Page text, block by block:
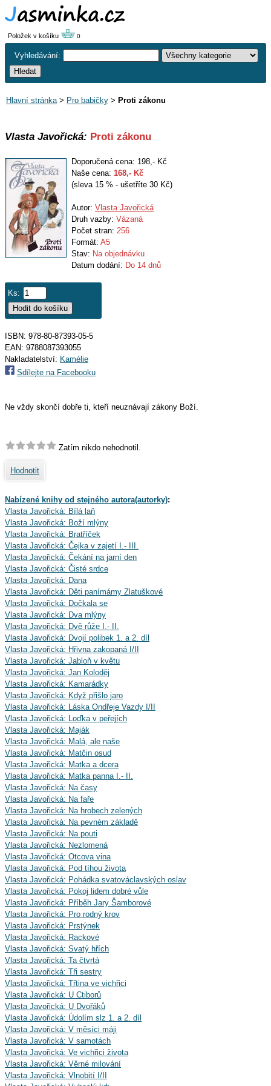
Položek v košíku 0
Vyhledávání:
Hlavní stránka> Pro babičky > Proti zákonu
Vlasta Javořická: Proti zákonu
Doporučená cena: 198,- Kč
Naše cena: 168,- Kč
(sleva 15 % - ušetříte 30 Kč)
Autor: Vlasta Javořická
Druh vazby: Vázaná
Počet stran: 256
Formát: A5
Stav: Na objednávku
Datum dodání: Do 14 dnů
Ks:
ISBN: 978-80-87393-05-5
EAN: 9788087393055
Nakladatelství: Kamélie
Sdílejte na Facebooku
Ne vždy skončí dobře ti, kteří neuznávají zákony Boží.
Zatím nikdo nehodnotil.
Hodnotit
Nabízené knihy od stejného autora(autorky):
Vlasta Javořická: Bílá laň
Vlasta Javořická: Boží mlýny
Vlasta Javořická: Bratříček
Vlasta Javořická: Čejka v zajetí I.- III.
Vlasta Javořická: Čekání na jarní den
Vlasta Javořická: Čisté srdce
Vlasta Javořická: Dana
Vlasta Javořická: Děti panímámy Zlatuškové
Vlasta Javořická: Dočkala se
Vlasta Javořická: Dva mlýny
Vlasta Javořická: Dvě růže I.- II.
Vlasta Javořická: Dvojí polibek 1. a 2. díl
Vlasta Javořická: Hřivna zakopaná I/II
Vlasta Javořická: Jabloň v květu
Vlasta Javořická: Jan Koloděj
Vlasta Javořická: Kamarádky
Vlasta Javořická: Když přišlo jaro
Vlasta Javořická: Láska Ondřeje Vazdy I/II
Vlasta Javořická: Loďka v peřejích
Vlasta Javořická: Maják
Vlasta Javořická: Malá, ale naše
Vlasta Javořická: Matčin osud
Vlasta Javořická: Matka a dcera
Vlasta Javořická: Matka panna I.- II.
Vlasta Javořická: Na časy
Vlasta Javořická: Na faře
Vlasta Javořická: Na hrobech zelených
Vlasta Javořická: Na pevném základě
Vlasta Javořická: Na pouti
Vlasta Javořická: Nezlomená
Vlasta Javořická: Otcova vina
Vlasta Javořická: Pod tíhou života
Vlasta Javořická: Pohádka svatováclavských oslav
Vlasta Javořická: Pokoj lidem dobré vůle
Vlasta Javořická: Příběh Jary Šamborové
Vlasta Javořická: Pro rodný krov
Vlasta Javořická: Prstýnek
Vlasta Javořická: Rackové
Vlasta Javořická: Svatý hřích
Vlasta Javořická: Ta čtvrtá
Vlasta Javořická: Tři sestry
Vlasta Javořická: Třtina ve vichřici
Vlasta Javořická: U Ctiborů
Vlasta Javořická: U Dvořáků
Vlasta Javořická: Údolím slz 1. a 2. díl
Vlasta Javořická: V měsíci máji
Vlasta Javořická: V samotách
Vlasta Javořická: Ve vichřici života
Vlasta Javořická: Věrné milování
Vlasta Javořická: Vlnobití I/II